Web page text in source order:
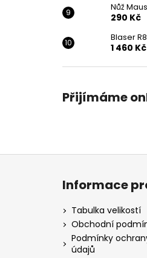
Nůž
290 Kč
Blaser
1 460 Kč
Přijímáme
Z
Informace
Tabulka velikostí
Obchodní
Podmínky
údajů